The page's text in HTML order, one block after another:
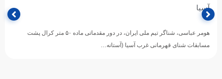
آسیا
هومر عباسی، شناگر تیم ملی ایران، در دور مقدماتی ماده ۵۰ متر کرال پشت
مسابقات شنای قهرمانی غرب آسیا (آستانه…